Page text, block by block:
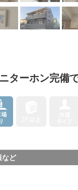
ターホン完備
など